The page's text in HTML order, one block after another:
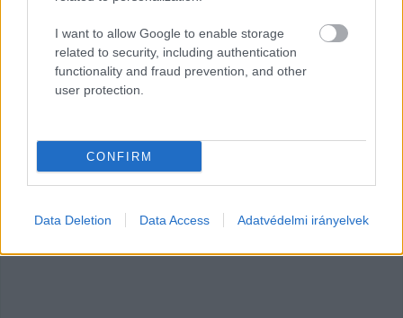
I want to allow Google to enable storage
related to security, including authentication
functionality and fraud prevention, and other
user protection.
CONFIRM
Data Deletion Data Access Adatvédelmi irányelvek
Kettészakadt az ország 2024 augusztusában a lehullott
hatalmas csapadékmennyiség következtében: a Dunán
jelentős árhullám vonult le, a Tisza pedig olyan